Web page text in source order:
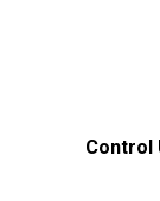
Control